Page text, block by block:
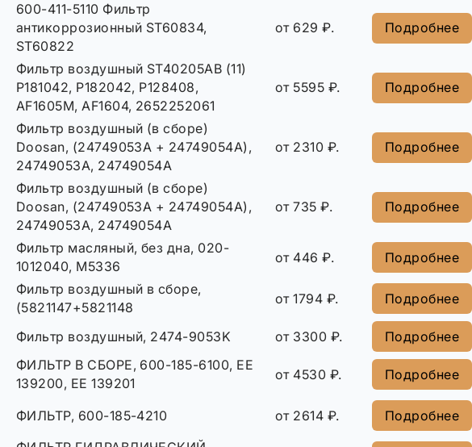
600-411-5110 Фильтр
антикоррозионный ST60834,
ST60822
от 629 ₽. Подробнее
Фильтр воздушный ST40205AB (11)
P181042, P182042, P128408,
AF1605M, AF1604, 2652252061
от 5595 ₽. Подробнее
Фильтр воздушный (в сборе)
Doosan, (24749053A + 24749054A),
24749053A, 24749054A
от 2310 ₽. Подробнее
Фильтр воздушный (в сборе)
Doosan, (24749053A + 24749054A),
24749053A, 24749054A
от 735 ₽. Подробнее
Фильтр масляный, без дна, 020-
1012040, M5336
от 446 ₽. Подробнее
Фильтр воздушный в сборе,
(5821147+5821148
от 1794 ₽. Подробнее
Фильтр воздушный, 2474-9053K от 3300 ₽. Подробнее
ФИЛЬТР В СБОРЕ, 600-185-6100, EE
139200, EE 139201
от 4530 ₽.
Подробнее
ФИЛЬТР, 600-185-4210 от 2614 ₽. Подробнее